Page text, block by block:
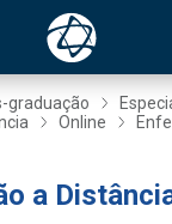
graduação
Online
a